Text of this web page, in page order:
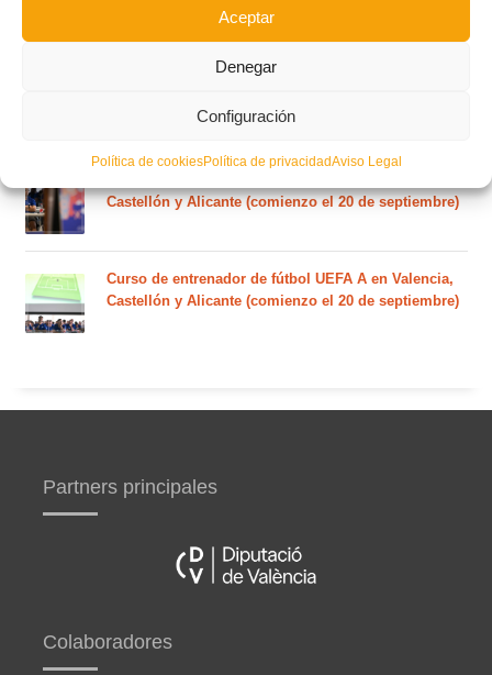
Aceptar
Denegar
Configuración
Política de cookiesPolítica de privacidadAviso Legal
C que comenzará en noviembre 2026 (agotadas las
territoriales de fútbol sala 2026-2027
Castellón y Alicante (comienzo el 20 de septiembre)
Curso de entrenador de fútbol UEFA A en Valencia,
Castellón y Alicante (comienzo el 20 de septiembre)
Partners principales
Colaboradores